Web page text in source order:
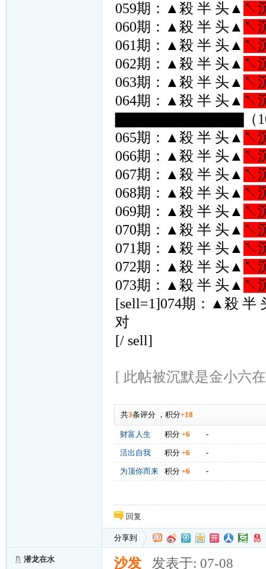
059期：▲殺 半 头▲ ↖
060期：▲殺 半 头▲ ↖
061期：▲殺 半 头▲ ↖
062期：▲殺 半 头▲ ↖
063期：▲殺 半 头▲ ↖
064期：▲殺 半 头▲ ↖
▇▇▇▇▇▇▇▇▇▇▇▇（
065期：▲殺 半 头▲ ↖
066期：▲殺 半 头▲ ↖
067期：▲殺 半 头▲ ↖
068期：▲殺 半 头▲ ↖
069期：▲殺 半 头▲ ↖
070期：▲殺 半 头▲ ↖
071期：▲殺 半 头▲ ↖
072期：▲殺 半 头▲ ↖
073期：▲殺 半 头▲ ↖
[sell=1]074期：▲殺 半
对
[/ sell]
[ 此帖被沉默是金小六
共3条评分， 积分+18
财富人生 积分 +6 -
活出自我 积分 +6 -
为顶你而来 积分 +6 -
回复
分享到
潜龙在水 沙发 发表于: 07-08